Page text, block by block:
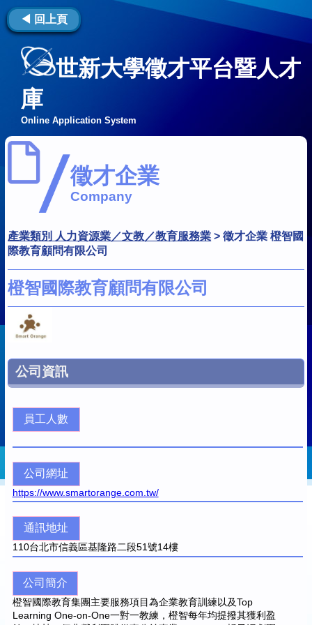
◀ 回上頁
世新大學徵才平台暨人才
庫
Online Application System
徵才企業
Company
產業類別 人力資源業／文教／教育服務業 >徵才企業 橙智國
際教育顧問有限公司
橙智國際教育顧問有限公司
公司資訊
員工人數
公司網址
https://www.smartorange.com.tw/
通訊地址
110台北市信義區基隆路二段51號14樓
公司簡介
橙智國際教育集團主要服務項目為企業教育訓練以及Top
Learning One-on-One一對一教練，橙智每年均提撥其獲利盈